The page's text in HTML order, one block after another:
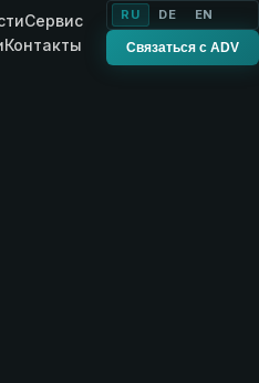
Сервис
Контакты
RU DE EN
Связаться с ADV